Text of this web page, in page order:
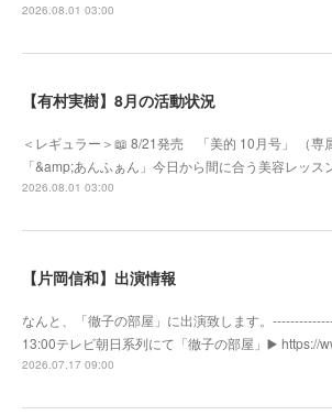
2026.08.01 03:00
【有村実樹】8月の活動状況
＜レギュラー＞📖 8/21発売 「美的 10月号」 （専
「&amp;あんふぁん」今日から間に合う美容レッス
2026.08.01 03:00
【片岡信和】出演情報
なんと、「徹子の部屋」に出演致します。
13:00テレビ朝日系列にて「徹子の部屋」▶️ https://
2026.07.17 09:00